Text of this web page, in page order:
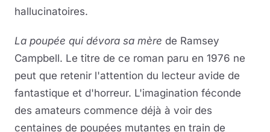
hallucinatoires.
La poupée qui dévora sa mère de Ramsey
Campbell. Le titre de ce roman paru en 1976 ne
peut que retenir l'attention du lecteur avide de
fantastique et d'horreur. L'imagination féconde
des amateurs commence déjà à voir des
centaines de poupées mutantes en train de